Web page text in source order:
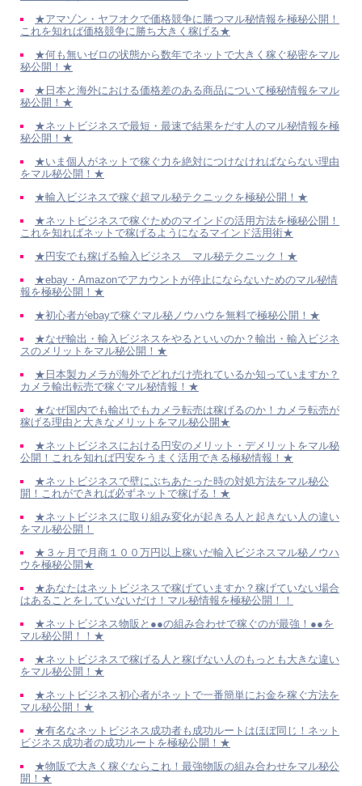
★アマゾン・ヤフオクで価格競争に勝つマル秘情報を極秘公開！
これを知れば価格競争に勝ち大きく稼げる★
★何も無いゼロの状態から数年でネットで大きく稼ぐ秘密をマル
秘公開！★
★日本と海外における価格差のある商品について極秘情報をマル
秘公開！★
★ネットビジネスで最短・最速で結果をだす人のマル秘情報を極
秘公開！★
★いま個人がネットで稼ぐ力を絶対につけなければならない理由
をマル秘公開！★
★輸入ビジネスで稼ぐ超マル秘テクニックを極秘公開！★
★ネットビジネスで稼ぐためのマインドの活用方法を極秘公開！
これを知ればネットで稼げるようになるマインド活用術★
★円安でも稼げる輸入ビジネス マル秘テクニック！★
★ebay・Amazonでアカウントが停止にならないためのマル秘情
報を極秘公開！★
★初心者がebayで稼ぐマル秘ノウハウを無料で極秘公開！★
★なぜ輸出・輸入ビジネスをやるといいのか？輸出・輸入ビジネ
スのメリットをマル秘公開！★
★日本製カメラが海外でどれだけ売れているか知っていますか？
カメラ輸出転売で稼ぐマル秘情報！★
★なぜ国内でも輸出でもカメラ転売は稼げるのか！カメラ転売が
稼げる理由と大きなメリットをマル秘公開★
★ネットビジネスにおける円安のメリット・デメリットをマル秘
公開！これを知れば円安をうまく活用できる極秘情報！★
★ネットビジネスで壁にぶちあたった時の対処方法をマル秘公
開！これができれば必ずネットで稼げる！★
★ネットビジネスに取り組み変化が起きる人と起きない人の違い
をマル秘公開！
★３ヶ月で月商１００万円以上稼いだ輸入ビジネスマル秘ノウハ
ウを極秘公開★
★あなたはネットビジネスで稼げていますか？稼げていない場合
はあることをしていないだけ！マル秘情報を極秘公開！！
★ネットビジネス物販と●●の組み合わせで稼ぐのが最強！●●を
マル秘公開！！★
★ネットビジネスで稼げる人と稼げない人のもっとも大きな違い
をマル秘公開！★
★ネットビジネス初心者がネットで一番簡単にお金を稼ぐ方法を
マル秘公開！★
★有名なネットビジネス成功者も成功ルートはほぼ同じ！ネット
ビジネス成功者の成功ルートを極秘公開！★
★物販で大きく稼ぐならこれ！最強物販の組み合わせをマル秘公
開！★